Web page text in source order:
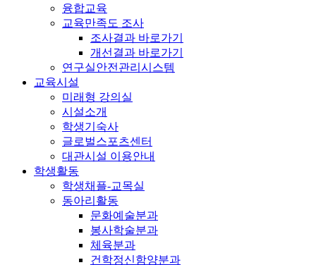
융합교육
교육만족도 조사
조사결과 바로가기
개선결과 바로가기
연구실안전관리시스템
교육시설
미래형 강의실
시설소개
학생기숙사
글로벌스포츠센터
대관시설 이용안내
학생활동
학생채플-교목실
동아리활동
문화예술분과
봉사학술분과
체육분과
건학정신함양분과